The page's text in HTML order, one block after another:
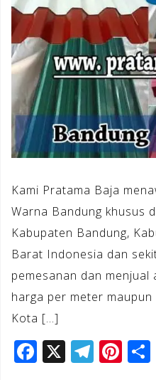
Kami Pratama Baja
Warna Bandung khusus
Kabupaten Bandung,
Barat Indonesia dan
pemesanan dan menjual
harga per meter
Kota […]
F X T Pi